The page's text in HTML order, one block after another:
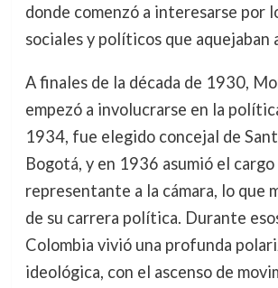
donde comenzó a interesarse por
sociales y políticos que aquejaban
A finales de la década de 1930,
empezó a involucrarse en la
1934, fue elegido concejal de
Bogotá, y en 1936 asumió el cargo
representante a la cámara, lo que
de su carrera política. Durante
Colombia vivió una profunda
ideológica, con el ascenso de